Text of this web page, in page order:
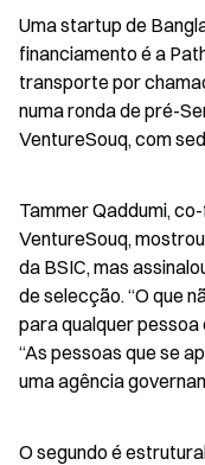
Uma startup de
financiamento é a
transporte por
numa ronda de pré-
VentureSouq, com
Tammer Qaddumi,
VentureSouq,
da BSIC, mas
de selecção. “O que
para qualquer pessoa
“As pessoas que se
uma agência
O segundo é